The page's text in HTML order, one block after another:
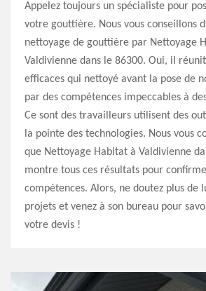
Appelez toujours un spécialiste pour
votre gouttière. Nous vous conseillons
nettoyage de gouttière par Nettoyage
Valdivienne dans le 86300. Oui, il
efficaces qui nettoyé avant la pose de
par des compétences impeccables à
Ce sont des travailleurs utilisent des
la pointe des technologies. Nous vous
que Nettoyage Habitat à Valdivienne
montre tous ces résultats pour
compétences. Alors, ne doutez plus de
projets et venez à son bureau pour
votre devis !